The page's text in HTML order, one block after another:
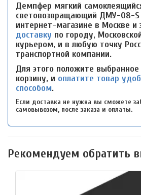
Демпфер мягкий
световозвращающий ДМУ-08-
интернет-магазине в Москве и
доставку по городу,
курьером, и в любую точку
транспортной компании.
Для этого положите выбранное
корзину, и оплатите товар
способом.
Если доставка не нужна вы сможете
самовывозом, после заказа и оплаты.
Рекомендуем обратить